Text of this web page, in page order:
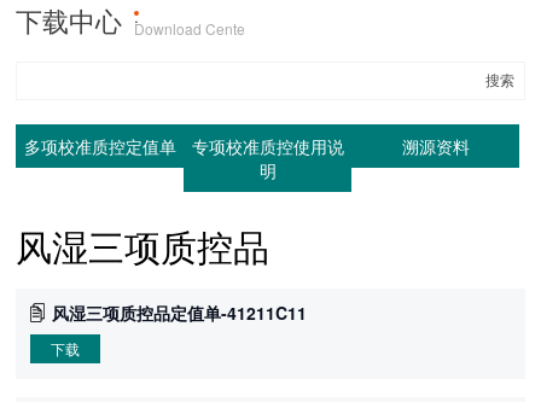
下载中心 ·Download Cente
多项校准质控定值单
专项校准质控使用说
明
溯源资料
风湿三项质控品
风湿三项质控品定值单-41211C11
下载